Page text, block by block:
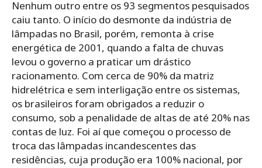
Nenhum outro entre os 93 segmentos pesquisados
caiu tanto. O início do desmonte da indústria de
lâmpadas no Brasil, porém, remonta à crise
energética de 2001, quando a falta de chuvas
levou o governo a praticar um drástico
racionamento. Com cerca de 90% da matriz
hidrelétrica e sem interligação entre os sistemas,
os brasileiros foram obrigados a reduzir o
consumo, sob a penalidade de altas de até 20% nas
contas de luz. Foi aí que começou o processo de
troca das lâmpadas incandescentes das
residências, cuja produção era 100% nacional, por